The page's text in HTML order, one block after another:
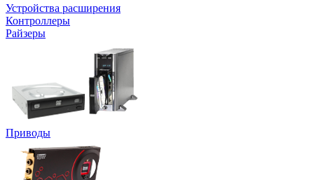
Устройства расширения
Контроллеры
Райзеры
Приводы